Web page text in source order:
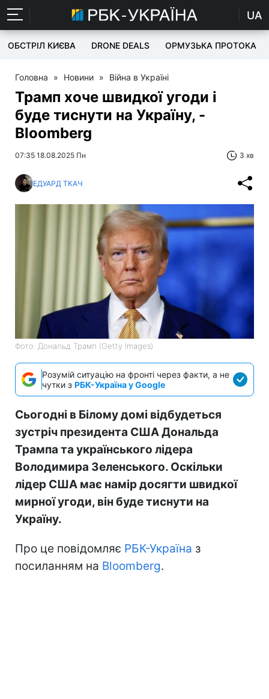
UA
ОБСТРІЛ КИЄВА DRONE DEALS ОРМУЗЬКА ПРОТОКА
Головна » Новини » Війна в Україні
Трамп хоче швидкої угоди і
буде тиснути на Україну, -
Bloomberg
07:35 18.08.2025 Пн 3 хв
ЕДУАРД ТКАЧ
Фото: Дональд Трамп (Getty Images)
Розумій ситуацію на фронті через факти, а не
чутки з РБК-Україна у Google
Сьогодні в Білому домі відбудеться
зустріч президента США Дональда
Трампа та українського лідера
Володимира Зеленського. Оскільки
лідер США має намір досягти швидкої
мирної угоди, він буде тиснути на
Україну.
Про це повідомляє РБК-Україна з
посиланням на Bloomberg.